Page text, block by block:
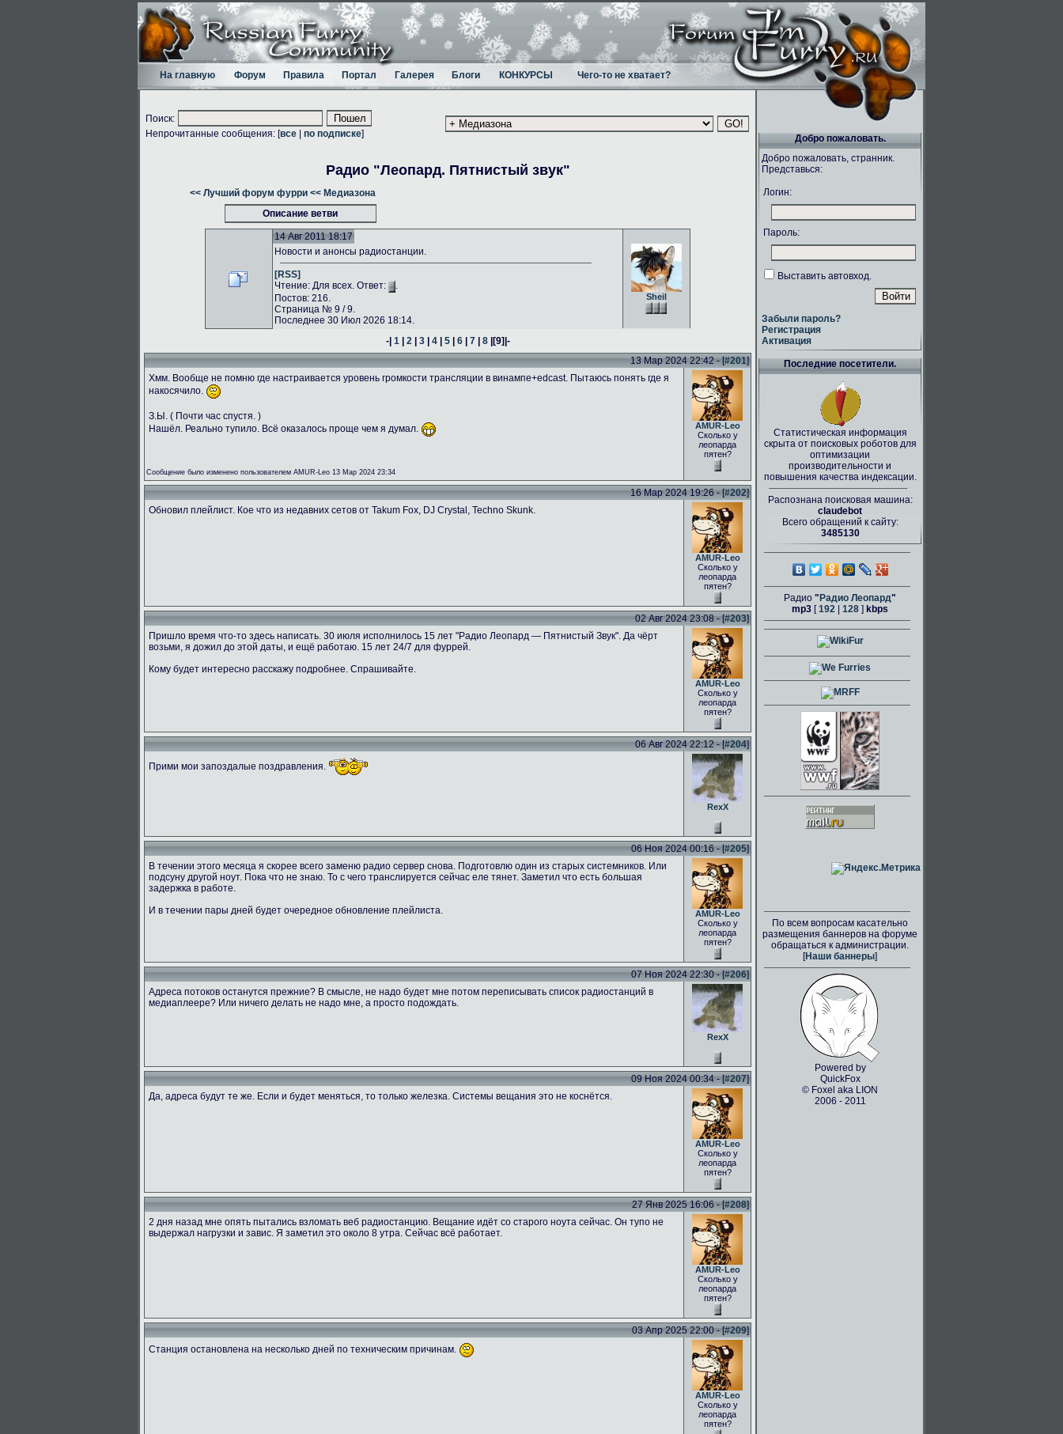
На главную Форум Правила Портал Галерея Блоги КОНКУРСЫ Чего-то не хватает?
Поиск:
Непрочитанные сообщения: [все по подписке]
Радио "Леопард. Пятнистый звук"
<< Лучший форум фурри << Медиазона
Описание ветви
14 Авг 2011 18:17
Sheil
Новости и анонсы радиостанции.
[RSS]
Чтение: Для всех. Ответ:
.
Постов: 216.
Страница № 9 / 9.
Последнее 30 Июл 2026 18:14.
-| 1| 2| 3| 4| 5| 6| 7| 8|[9]|-
13 Мар 2024 22:42 - [#201]
Хмм. Вообще не помню где настраивается уровень громкости трансляции в винампе+edcast. Пытаюсь понять где я
накосячило.
З.Ы. ( Почти час спустя. )
Нашёл. Реально тупило. Всё оказалось проще чем я думал.
Сообщение было изменено пользователем AMUR-Leo 13 Мар 2024 23:34
AMUR-Leo
Сколько у
леопарда
пятен?
16 Мар 2024 19:26 - [#202]
Обновил плейлист. Кое что из недавних сетов от Takum Fox, DJ Crystal, Techno Skunk.
AMUR-Leo
Сколько у
леопарда
пятен?
02 Авг 2024 23:08 - [#203]
Пришло время что-то здесь написать. 30 июля исполнилось 15 лет "Радио Леопард — Пятнистый Звук". Да чёрт
возьми, я дожил до этой даты, и ещё работаю. 15 лет 24/7 для фуррей.
Кому будет интересно расскажу подробнее. Спрашивайте.
AMUR-Leo
Сколько у
леопарда
пятен?
06 Авг 2024 22:12 - [#204]
Прими мои запоздалые поздравления.
RexX
06 Ноя 2024 00:16 - [#205]
В течении этого месяца я скорее всего заменю радио сервер снова. Подготовлю один из старых системников. Или
подсуну другой ноут. Пока что не знаю. То с чего транслируется сейчас еле тянет. Заметил что есть большая
задержка в работе.
И в течении пары дней будет очередное обновление плейлиста.
AMUR-Leo
Сколько у
леопарда
пятен?
07 Ноя 2024 22:30 - [#206]
Адреса потоков останутся прежние? В смысле, не надо будет мне потом переписывать список радиостанций в
медиаплеере? Или ничего делать не надо мне, а просто подождать.
RexX
09 Ноя 2024 00:34 - [#207]
Да, адреса будут те же. Если и будет меняться, то только железка. Системы вещания это не коснётся.
AMUR-Leo
Сколько у
леопарда
пятен?
27 Янв 2025 16:06 - [#208]
2 дня назад мне опять пытались взломать веб радиостанцию. Вещание идёт со старого ноута сейчас. Он тупо не
выдержал нагрузки и завис. Я заметил это около 8 утра. Сейчас всё работает.
AMUR-Leo
Сколько у
леопарда
пятен?
03 Апр 2025 22:00 - [#209]
Станция остановлена на несколько дней по техническим причинам.
AMUR-Leo
Сколько у
леопарда
пятен?
Добро пожаловать.
Добро пожаловать, странник.
Представься:
Логин:
Пароль:
Выставить автовход.
Забыли пароль?
Регистрация
Активация
Последние посетители.
Статистическая информация
скрыта от поисковых роботов для
оптимизации
производительности и
повышения качества индексации.
Распознана поисковая машина:
claudebot
Всего обращений к сайту:
3485130
Радио " Радио Леопард"
mp3 [192 128 ] kbps
По всем вопросам касательно
размещения баннеров на форуме
обращаться к администрации.
[Наши баннеры]
Powered by
QuickFox
© Foxel aka LION
2006 - 2011